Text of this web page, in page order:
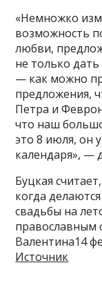
«Немножко
возможность
любви,
не только
— как можно
предложения,
Петра и
что наш
это 8 июля, он
календаря», —
Буцкая
когда
свадьбы на
православным
Валентина14
Источник